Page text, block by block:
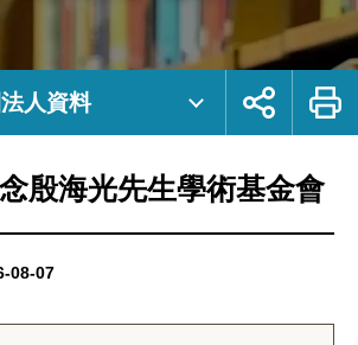
人資料
展
鈕
列
殷海光先生學術基金會
08-07